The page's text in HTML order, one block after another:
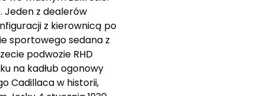
Jeden z dealerów
z kierownicą po
sportowego sedana z
podwozie RHD
na kadłub ogonowy
Cadillaca w historii,